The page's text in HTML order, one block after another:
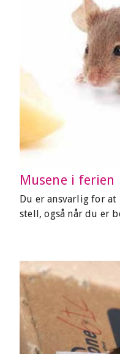
Musene i ferien
Du er ansvarlig for
stell, også når du er